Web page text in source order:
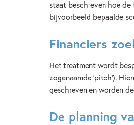
staat beschreven hoe
bijvoorbeeld bepaalde
Financiers
Het treatment wordt
zogenaamde ‘pitch’).
geschreven en worden
De planning